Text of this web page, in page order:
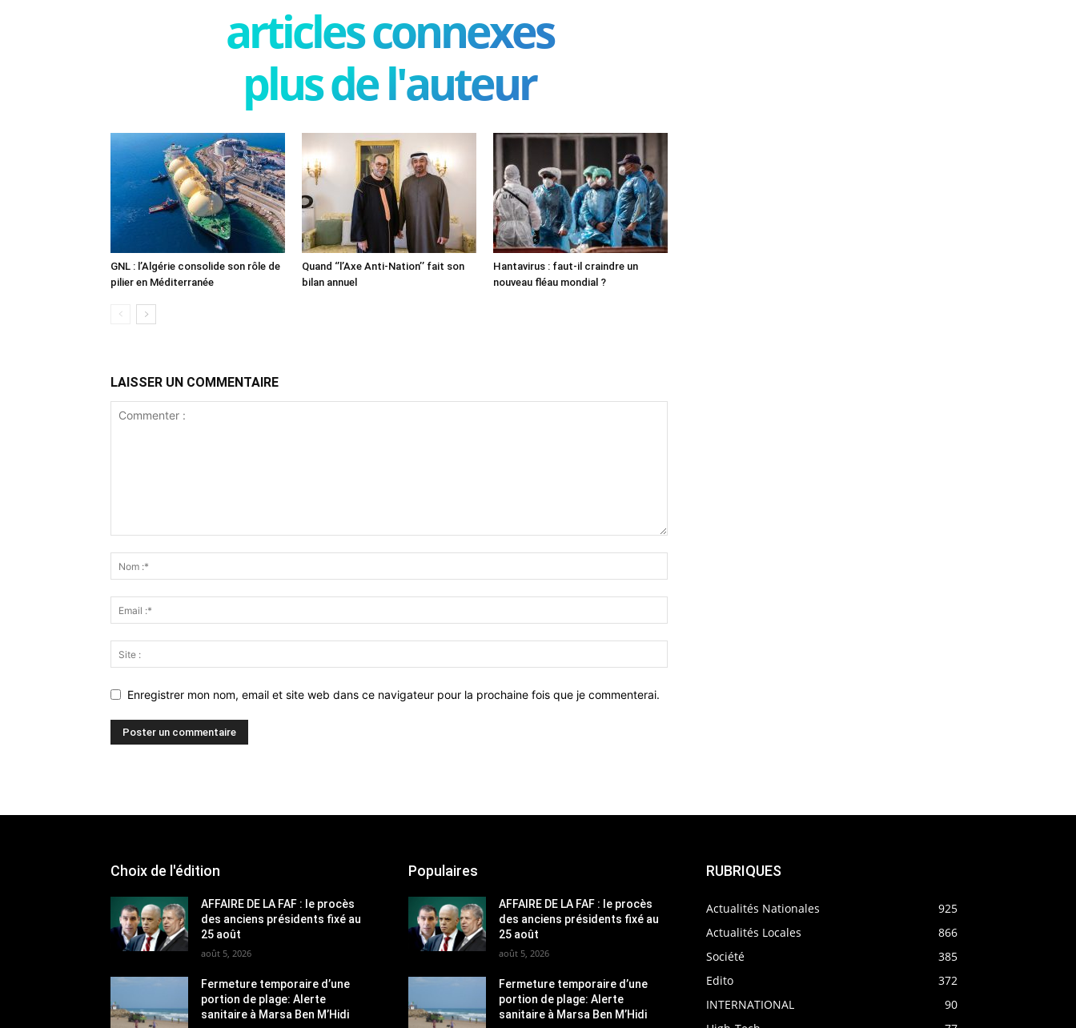
articles connexes
plus de l'auteur
GNL : l’Algérie consolide son rôle de
pilier en Méditerranée
Quand ‘’l’Axe Anti-Nation’’ fait son
bilan annuel
Hantavirus : faut-il craindre un
nouveau fléau mondial ?
LAISSER UN COMMENTAIRE
Enregistrer mon nom, email et site web dans ce navigateur pour la prochaine fois que je commenterai.
Choix de l'édition
AFFAIRE DE LA FAF : le procès
des anciens présidents fixé au
25 août
août 5, 2026
Fermeture temporaire d’une
portion de plage: Alerte
sanitaire à Marsa Ben M’Hidi
Populaires
AFFAIRE DE LA FAF : le procès
des anciens présidents fixé au
25 août
août 5, 2026
Fermeture temporaire d’une
portion de plage: Alerte
sanitaire à Marsa Ben M’Hidi
RUBRIQUES
Actualités Nationales
925
Actualités Locales
866
Société
385
Edito
372
INTERNATIONAL
90